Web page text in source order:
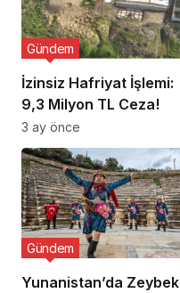
İzinsiz Hafriyat İşlemi:
9,3 Milyon TL Ceza!
Gündem
3 ay önce
Yunanistan’da Zeybek
Gündem